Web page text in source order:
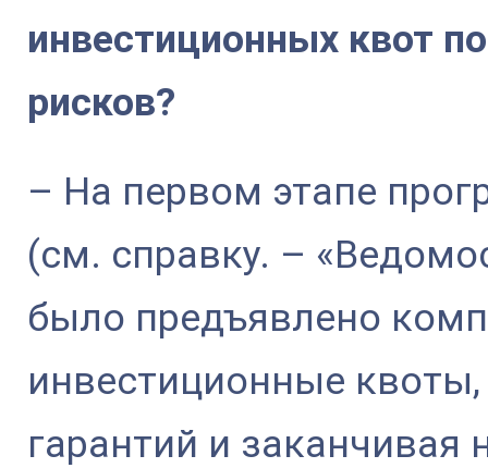
инвестиционных квот
рисков?
– На первом этапе
(см. справку. –
было предъявлено
инвестиционные
гарантий и